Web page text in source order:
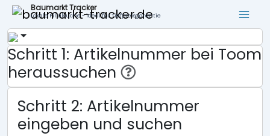
Baumarkt Tracker
Lokale Filialsuche - ideal für Tiefpreisgarantie
Schritt 1: Artikelnummer bei Toom
heraussuchen
Schritt 2: Artikelnummer
eingeben und suchen